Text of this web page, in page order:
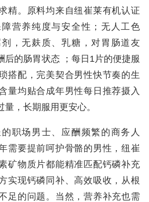
精。原料均来自纽崔莱有机认证
营养纯度与安全性；无人工色
，无麸质、乳糖，对胃肠道友
后的肠胃状态 ；每日1片的便捷服
搭配，完美契合男性快节奏的生
量均贴合成年男性每日推荐摄入
，长期服用更安心。
职场男士、应酬频繁的商务人
需要提前呵护骨骼的男性，纽崔
矿物质片都能精准匹配钙磷补充
实现钙磷同补、高效吸收，从根
足的问题。当然，营养补充也需